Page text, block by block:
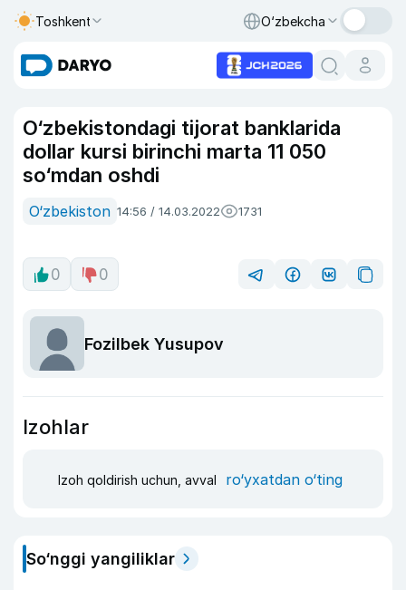
Toshkent O‘zbekcha
O‘zbekistondagi tijorat banklarida
dollar kursi birinchi marta 11 050
so‘mdan oshdi
O‘zbekiston 14:56 / 14.03.2022 1731
0 0
Fozilbek Yusupov
Izohlar
Izoh qoldirish uchun, avval ro‘yxatdan o‘ting
So‘nggi yangiliklar